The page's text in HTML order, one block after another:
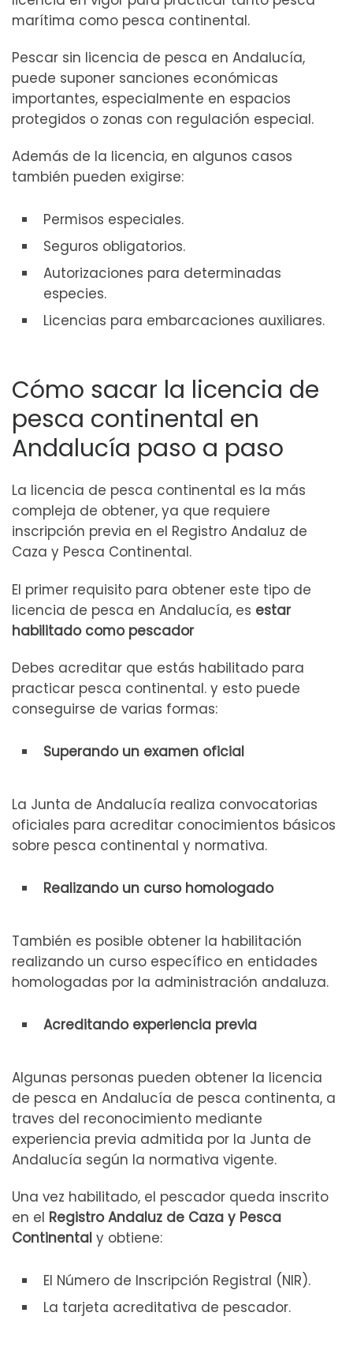
marítima como pesca continental.
Pescar sin licencia de pesca en Andalucía,
puede suponer sanciones económicas
importantes, especialmente en espacios
protegidos o zonas con regulación especial.
Además de la licencia, en algunos casos
también pueden exigirse:
Permisos especiales.
Seguros obligatorios.
Autorizaciones para determinadas
especies.
Licencias para embarcaciones auxiliares.
Cómo sacar la licencia de
pesca continental en
Andalucía paso a paso
La licencia de pesca continental es la más
compleja de obtener, ya que requiere
inscripción previa en el Registro Andaluz de
Caza y Pesca Continental.
El primer requisito para obtener este tipo de
licencia de pesca en Andalucía, es estar
habilitado como pescador
Debes acreditar que estás habilitado para
practicar pesca continental. y esto puede
conseguirse de varias formas:
Superando un examen oficial
La Junta de Andalucía realiza convocatorias
oficiales para acreditar conocimientos básicos
sobre pesca continental y normativa.
Realizando un curso homologado
También es posible obtener la habilitación
realizando un curso específico en entidades
homologadas por la administración andaluza.
Acreditando experiencia previa
Algunas personas pueden obtener la licencia
de pesca en Andalucía de pesca continenta, a
traves del reconocimiento mediante
experiencia previa admitida por la Junta de
Andalucía según la normativa vigente.
Una vez habilitado, el pescador queda inscrito
en el Registro Andaluz de Caza y Pesca
Continental y obtiene:
El Número de Inscripción Registral (NIR).
La tarjeta acreditativa de pescador.